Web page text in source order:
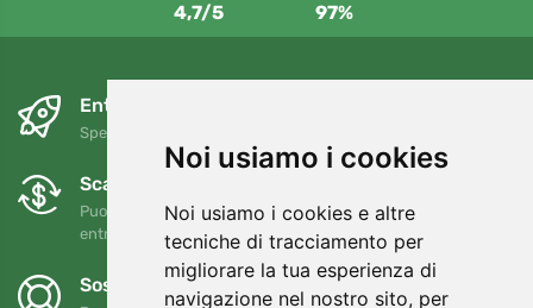
Noi usiamo i cookies
Noi usiamo i cookies e altre
tecniche di tracciamento per
migliorare la tua esperienza di
navigazione nel nostro sito, per
4,7/5 97%
Entro il giorno successivo e gratuitamente
Spedizione gratuita per ordini superiori a 80 EUR
Scambi e resi gratuiti
Puoi restituire o cambiare il tuo ordine in qualsiasi momento
entro 90 giorni
Sosteniamo Trees.org